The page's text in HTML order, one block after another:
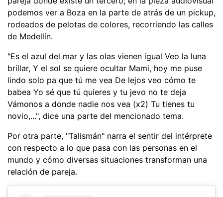
podemos ver a Boza en la parte de atrás de un pickup,
rodeados de pelotas de colores, recorriendo las calles
de Medellín.
"Es el azul del mar y las olas vienen igual Veo la luna
brillar, Y el sol se quiere ocultar Mami, hoy me puse
lindo solo pa que tú me vea De lejos veo cómo te
babea Yo sé que tú quieres y tu jevo no te deja
Vámonos a donde nadie nos vea (x2) Tu tienes tu
novio,...", dice una parte del mencionado tema.
Por otra parte, "Talismán" narra el sentir del intérprete
con respecto a lo que pasa con las personas en el
mundo y cómo diversas situaciones transforman una
relación de pareja.